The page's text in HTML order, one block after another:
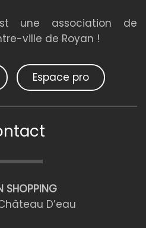
une association de
ville de Royan !
Espace pro
SHOPPING
D’eau